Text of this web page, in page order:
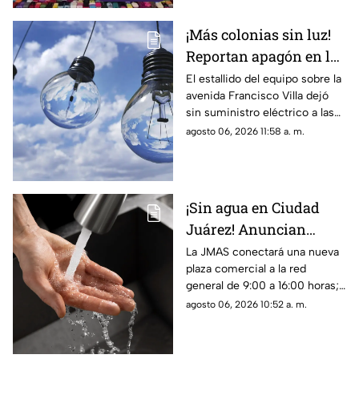
¡Más colonias sin luz!
Reportan apagón en la
zona de Altavista tras
explosión de
transformador
El estallido del equipo sobre la
avenida Francisco Villa dejó
sin suministro eléctrico a las
colonias Altavista, Insurgentes
agosto 06, 2026 11:58 a. m.
¡Sin agua en Ciudad
Juárez! Anuncian
suspensión del servicio
para este viernes 7 de
agosto
La JMAS conectará una nueva
plaza comercial a la red
general de 9:00 a 16:00 horas;
habrá baja presión, suspensión
agosto 06, 2026 10:52 a. m.